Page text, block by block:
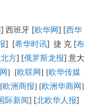
] 西班牙 [欧华网] [西华
] [希华时讯] 捷 克 [布
北方] [俄罗斯龙报]意大
] [欧联网] [欧华传媒
欧洲商报] [欧洲华商网]
际新闻] [北欧华人报]